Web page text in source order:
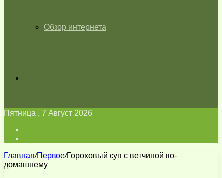
Обзор интернета
Пятница , 7 Август 2026
Главная/Первое/Гороховый суп с ветчиной по-
домашнему